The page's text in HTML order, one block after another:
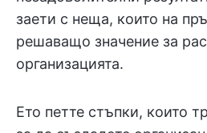
заети с неща, които на
решаващо значение за
организацията.
Ето петте стъпки, които